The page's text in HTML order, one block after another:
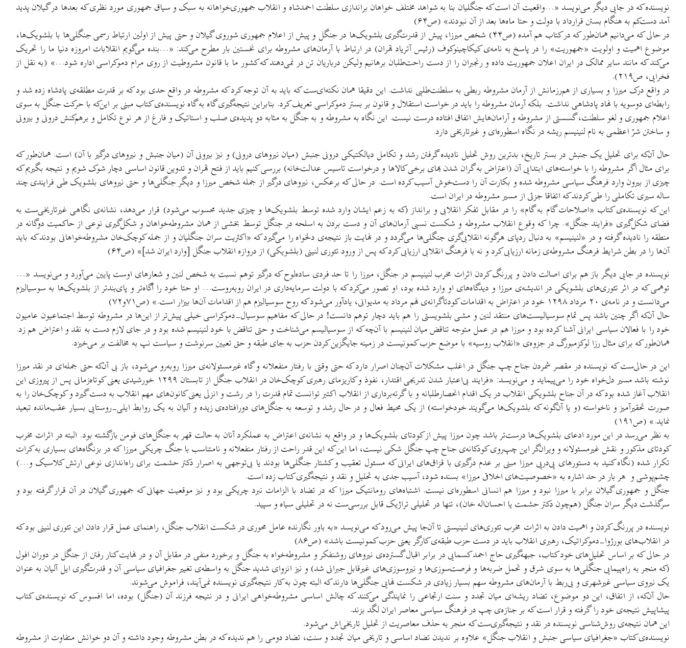
نویسنده که در جایی دیگر می‌نویسد «…واقعیت آن است که جنگلیان بنا به شواهد مختلف خواهان براندازی سلطنت احمدشاه و انقلاب جمهوری‌خواهانه به سبک و سیاق جمهوری مورد نظری که بعدها در گیلان پدید
آمد دست‌کم به هنگام بستن قرارداد با دولت و حتا ماه‌ها بعد از آن نبودند» (ص۶۴)
در حالی که می‌دانیم همان‌طور که در کتاب هم آمده (ص۴۴) شخص میرزا، پیش از قدرت‌گیری بلشویک‌ها در جنگل و پیش از اعلام جمهوری شوروی گیلان و حتی پیش از اولین ارتباط رسمی جنگلی‌ها با بلشویک‌ها،
موضوع اهمیت و اولویت «جمهوریت» را در پاسخ به نامه‌ی کیکاچینوکوف (رئیس آتریاد تهران) در ارتباط با آرمان‌های مشروطه برای نخستین بار مطرح می‌کند: «…بنده می‌گویم انقلابات امروزه دنیا ما را تحریک
می‌کند که مانند سایر ممالک در ایران اعلان جمهوریت داده و رنجبران را از دست راحت‌طلبان برهانیم ولیکن درباریان تن در نمی‌دهند که کشور ما با قانون مشروطیت از روی مرام دموکراسی اداره شود…» (به نقل از
فخرایی، ص۲۱۹).
در واقع درک میرزا و بسیاری از هم‌رزمانش از آرمان مشروطه ربطی به سلطنت‌طلبی نداشت. این دقیقا همان نکته‌ای‌ست که باید به آن توجه کرد که مشروطه در واقع حدی بود که بر قدرت مطلقه‌ی پادشاه زده شد و
رابطه‌ای دوسویه با نهاد پادشاهی نداشت. بلکه آرمان مشروطه را باید در خواست استقلال و قانون بر بستر دموکراسی تعریف کرد. بنابراین نتیجه‌گیری گاه به گاه نویسنده‌ی کتاب مبنی بر این‌که با حرکت جنگل به سوی
اعلام جمهوری و لغو سلطنت، گسستی از مشروطه و آرامان‌هایش اتفاق افتاده درست نیست. این نگاه به مشروطه و به جنگل به مثابه دو پدیده‌ی صلب و استاتیک و فارغ از هر نوع تکامل و برهم‌کنش درونی و بیرونی
و ساختن شرّ اعظمی به نام لنینیسم ریشه در نگاه اسطوره‌ای و غیرتاریخی دارد.
حال آن‌که برای تحلیل یک جنبش در بستر تاریخ، بدترین روش تحلیل نادیده گرفتن رشد و تکامل دیالکتیکی درونی جنبش (میان نیروهای درونی) و نیز بیرونی آن (میان جنبش و نیروهای درگیر با آن) است. همان‌طور که
برای مثال اگر مشروطه را با خواسته‌های ابتدایی آن (اعتراض به گران شدن بهای برخی کالاها و درخواست تاسیس عدالت‌خانه) بررسی کنیم باید از فتح تهران و تدوین قانون اساسی دچار شوک شویم و نتیجه بگیریم که
چیزی از بیرون وارد فرهنگ سیاسی مشروطه شده و بکارت آن را دست‌خوش آسیب کرده است. در حالی که برعکس، نیروهای درگیر از جمله شخص میرزا و دیگر جنگلی‌ها و حتی نیروهای بلشویک طی فرایندی چند
ساله سیری تکاملی را طی کردند که اتفاقا جزئی از مسیر مشروطه در ایران است.
این که نویسنده‌ی کتاب «اصلاحات گام به گام» را در مقابل تفکر انقلابی و برانداز (که به زعم ایشان وارد شده توسط بلشویک‌ها و چیزی جدید محسوب می‌شود) قرار می‌دهد، نشانه‌ی نگاهی غیرتاریخی‌ست به
فضای شکل‌گیری «فرایند جنگل». چرا که وقوع انقلاب مشروطه و شکست نسبی‌ آرمان‌های آن و دست بردن به اسلحه در جنگل توسط بخشی از همان مشروطه‌خواهان و شکل‌گیری نوعی از حاکمیت دوگانه در
منطقه را نادیده گرفته و در «لنینیسم» به دنبال ردپای هرگونه انقلابی‌گری جنگلی‌ها می‌گردد و در نهایت باز نتیجه‌ی دلخواه را می‌گیرد که «اکثریت سران جنگلیان و از جمله کوچک‌خان مشروطه‌خواهانی بودند که باید
آن‌ها را در بطن شرایط فرهنگ مشروطه‌ی زمانه ارزیابی کرد و نه با فرهنگ انقلابی ارزیابی کرد که پس از ورود تئوری لنینی (بلشویکی) از دروازه انقلاب جنگل [وارد ایران شد]» (ص۶۴)
نویسنده در جایی دیگر باز هم برای اصالت دادن و پررنگ کردن اثرات مخرب لنینیسم در جنگل، میرزا را تا حد فردی ساده‌لوح که درگیر توهم نسبت به شخص لنین و شعارهای اوست پایین می‌آورد و می‌نویسد «…
توهمی که در اثر تئوری‌های بلشویکی در اندیشه‌ی میرزا و دیدگاه‌های او وارد شده بود، او تصور می‌کرد که با دولت سرمایه‌داری در ایران روبه‌روست… او حتا خود را آگاه‌تر و پای‌بندتر از بلشویک‌ها به سوسیالیزم
می‌دانست و در نامه‌ی ۲۰ مرداد ۱۲۹۸ خود در اعتراض به اقدامات کودتاگرانه‌ی نهم مرداد به مدیوانی، یادآور می‌شود که روح سوسیالیزم هم از اقدامات آن‌ها بیزار است.» (ص۷۱و۷۲)
حال آن‌که اگر چنین باشد پس تمام سوسیالیست‌های منتقد لنین و مشی بلشویستی را هم باید دچار توهم دانست! در حالی که مفاهیم سوسیال-دموکراسی خیلی پیش‌تر از این‌ها در مشروطه توسط اجتماعیون عامیون
خود را با فعالان سیاسی ایرانی آشنا کرده بود و میرزا هم در عمل متوجه تناقض میان لنینیسم با آن‌چه که از سوسیالیسم می‌شناخت و حتی تناقض با خود لنینیسم شده بود و در جای لازم دست به نقد و اعتراض هم زد.
همان‌طور که برای مثال رزا لوکزمبورگ در جزوه‌ی «انقلاب روسیه» با موضع حزب کمونیست در زمینه جایگزین کردن حزب به جای طبقه و حق تعیین سرنوشت و سیاست نپ به مخالفت بر می‌خیزد.
این در حالی‌ست که نویسنده در مقصر شمردن جناح چپ جنگل در اغلب مشکلات آن‌چنان اصرار دارد که حتی وقتی با رفتار منفعلانه و گاه غیرمسئولانه‌ی میرزا روبه‌رو می‌شود، باز بی آن‌که حتی جمله‌ای در نقد میرزا
نوشته باشد مسیر دل‌خواه خود را می‌پیماید و می‌نویسد: «فرایند بی‌اعتبار شدن تدریجی اقتدار، نفوذ و کاریزمای رهبری کوچک‌خان در انقلاب جنگل از تابستان ۱۲۹۹ خورشیدی یعنی کوتاه‌زمانی پس از پیروزی این
انقلاب آغاز شده بود که در آن جناح بلشویکی انقلاب در یک اقدام انحصارطلبانه و با گرته‌برداری از انقلاب اکتبر توانست تمام قدرت را در رشت و انزلی یعنی کانون‌های مهم انقلاب به دست گیرد و کوچک‌خان را به
صورت تحقیرآمیز و ناخواسته (و یا آن‌گونه که بلشویک‌ها می‌گویند خودخواسته) از یک محیط فعال و در حال رشد و توسعه به جنگل‌های دورافتاده‌ی زیده و آلیان به یک روابط ایلی-روستایی بسیار عقب‌مانده تبعید
نماید.» (ص۱۹۱)
به نظر می‌رسد در این مورد ادعای بلشویک‌ها درست‌تر باشد چون میرزا پیش از کودتای بلشویک‌ها و در واقع به نشانه‌ی اعتراض به عملکرد آنان به حالت قهر به جنگل‌های فومن بازگشته بود. البته در اثرات مخرب
کودتای مذکور و نقش غیرمسئولانه و ویران‌گر این چپ‌روی کودکانه‌ی جناح چپ جنگل شکی نیست، اما این که این قدر راحت از رفتار منفعلانه و نامتناسب با جنگ چریکی میرزا که در بزنگاه‌های بسیاری به کرات
تکرار شده (نگاه کنید به دستورهای پی‌درپی میرزا مبنی بر عدم درگیری با قزاق‌های ایرانی که مسئول تعقیب و کشتار جنگلی‌ها بودند یا بی‌توجهی به اصرار دکتر حشمت برای راه‌اندازی نوعی ارتش کلاسیک و…)
چشم‌پوشی و هر بار در حد اشاره به «خصوصیت‌های اخلاقی میرزا» بسنده شود، آسیب جدی به تحلیل و نقد و نتیجه‌گیری کتاب زده است.
جنگل و جمهوری گیلان برابر با میرزا نبود و میرزا هم انسانی اسطوره‌ای نیست. اشتباه‌های رومانتیک میرزا که در تضاد با الزامات نبرد چریکی بود و نیز موقعیت جهانی که جمهوری گیلان در آن قرار گرفته بود و
سرگذشت دیگر سران جنگل (هم‌چون دکتر حشمت یا احسان‌اله خان)، تنها در تحلیلی تراژیک قابل بررسی‌ست نه در تحلیلی سیاه و سپید.
نویسنده در پررنگ کردن و اهمیت دادن به اثرات مخرب تئوری‌های لنینیستی تا آن‌جا پیش می‌رود که می‌نویسد «به باور نگارنده عامل محوری در شکست انقلاب جنگل، راهنمای عمل قرار دادن این تئوری لنینی بود که
در انقلاب‌های بورژوا-دموکراتیک، رهبری انقلاب باید در دست حزب طبقه‌ی کارگر یعنی حزب کمونیست باشد» (ص۸۶)
در حالی که بر اساس تحلیل‌های خود کتاب، جبهه‌گیری حاج احمد کسمایی در برابر اقبال گسترده‌ی نیروهای روشنفکر و مشروطه‌خواه به جنگل و برخورد منفی در مقابل آن و در نهایت کنار رفتن از جنگل در دوران افول
(که منجر به راه‌پیمایی جنگلی‌ها به سوی شرق و تحمل ضربه‌ها و فرصت‌سوزی‌ها و نیروسوزی‌های غیرقابل جبرانی شد) و نیز انزوای شدید جنگل به واسطه‌ی تغییر جغرافیای سیاسی آن و قدرت‌گیری ایل آلیان به عنوان
یک نیروی سیاسی غیرشهری و بی‌ربط با آرمان‌های مشروطه سهم بسیار زیادی در شکست نهایی جنگلی‌ها دارند که البته چون به کار نتیجه‌گیری نویسنده نمی‌آیند، فراموش می‌شوند.
حال آن‌که، از اتفاق، این دو موضوع، تضاد ریشه‌ای میان تجدد و سنت ارتجاعی را نمایندگی می‌کنند که چالش اساسی مشروطه‌خواهی ایرانی و در نتیجه فرزند آن (جنگل) بوده، اما افسوس که نویسنده‌ی کتاب
پیشاپیش نتیجه‌ی خود را گرفته و قرار است که بر جنازه‌ی چپ در فرهنگ سیاسی معاصر ایران لگد بزند.
این همان نتیجه‌ی روش‌شناسی نویسنده در نقد و نتیجه‌گیری‌ست که منجر به حذف معاصریت از تحلیل تاریخی‌اش می‌شود.
نویسنده‌ی کتاب «جغرافیای سیاسی جنبش و انقلاب جنگل» علاوه بر ندیدن تضاد اساسی و تاریخی میان تجدد و سنت، تضاد دومی را هم ندیده که در بطن مشروطه وجود داشته و آن دو خوانش متفاوت از مشروطه